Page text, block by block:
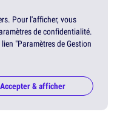
Pour l'afficher, vous
de confidentialité.
"Paramètres de Gestion
Accepter & afficher